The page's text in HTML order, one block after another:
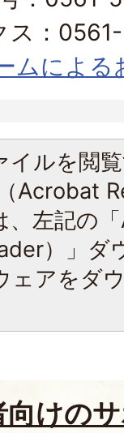
ス：
ムによる
イルを閲
Acrobat
、左記の
）」ダ
ェアをダ
向けの